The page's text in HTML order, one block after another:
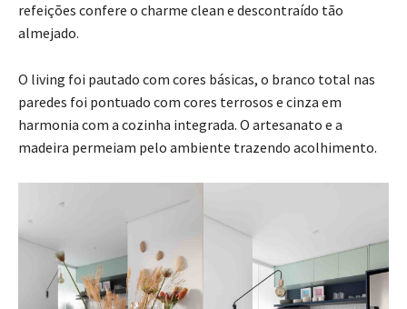
refeições confere o charme clean e descontraído tão
almejado.
O living foi pautado com cores básicas, o branco total nas
paredes foi pontuado com cores terrosos e cinza em
harmonia com a cozinha integrada. O artesanato e a
madeira permeiam pelo ambiente trazendo acolhimento.